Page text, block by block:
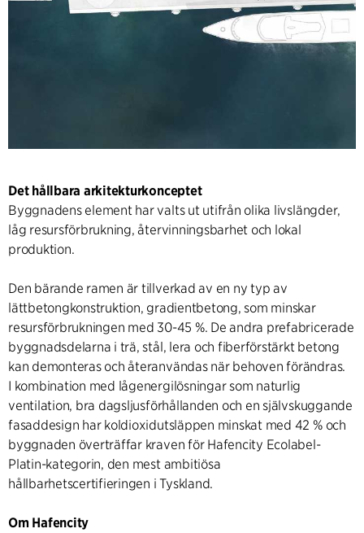
Det hållbara arkitekturkonceptet
Byggnadens element har valts ut utifrån olika livslängder,
låg resursförbrukning, återvinningsbarhet och lokal
produktion.
Den bärande ramen är tillverkad av en ny typ av
lättbetongkonstruktion, gradientbetong, som minskar
resursförbrukningen med 30-45 %. De andra prefabricerade
byggnadsdelarna i trä, stål, lera och fiberförstärkt betong
kan demonteras och återanvändas när behoven förändras.
I kombination med lågenergilösningar som naturlig
ventilation, bra dagsljusförhållanden och en självskuggande
fasaddesign har koldioxidutsläppen minskat med 42 % och
byggnaden överträffar kraven för Hafencity Ecolabel-
Platin-kategorin, den mest ambitiösa
hållbarhetscertifieringen i Tyskland.
Om Hafencity